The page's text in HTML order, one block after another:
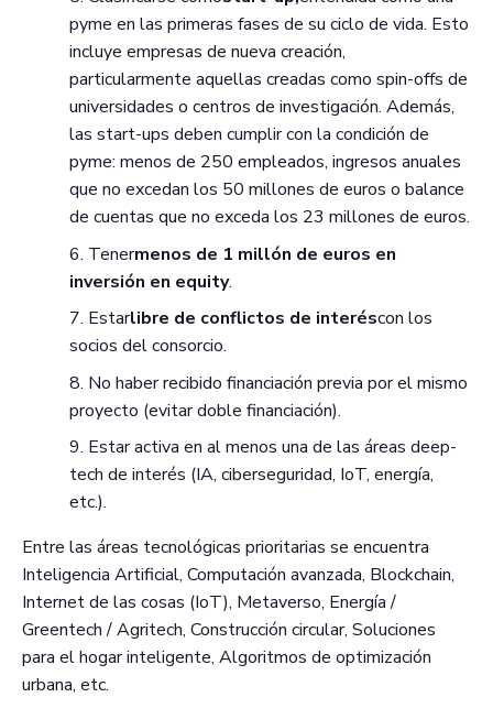
pyme en las primeras fases de su ciclo de vida. Esto
incluye empresas de nueva creación,
particularmente aquellas creadas como spin-offs de
universidades o centros de investigación. Además,
las start-ups deben cumplir con la condición de
pyme: menos de 250 empleados, ingresos anuales
que no excedan los 50 millones de euros o balance
de cuentas que no exceda los 23 millones de euros.
Tenermenos de 1 millón de euros en
inversión en equity.
Estarlibre de conflictos de interéscon los
socios del consorcio.
No haber recibido financiación previa por el mismo
proyecto (evitar doble financiación).
Estar activa en al menos una de las áreas deep-
tech de interés (IA, ciberseguridad, IoT, energía,
etc.).
Entre las áreas tecnológicas prioritarias se encuentra
Inteligencia Artificial, Computación avanzada, Blockchain,
Internet de las cosas (IoT), Metaverso, Energía /
Greentech / Agritech, Construcción circular, Soluciones
para el hogar inteligente, Algoritmos de optimización
urbana, etc.